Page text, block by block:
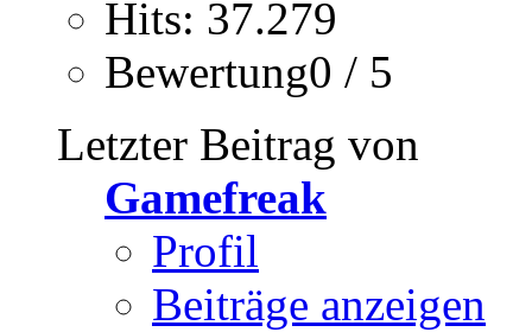
Hits: 37.279
Bewertung0 / 5
Letzter Beitrag von
Gamefreak
Profil
Beiträge anzeigen